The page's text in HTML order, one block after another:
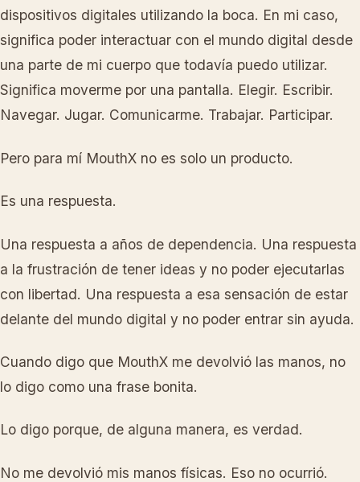
dispositivos digitales utilizando la boca. En mi caso,
significa poder interactuar con el mundo digital desde
una parte de mi cuerpo que todavía puedo utilizar.
Significa moverme por una pantalla. Elegir. Escribir.
Navegar. Jugar. Comunicarme. Trabajar. Participar.
Pero para mí MouthX no es solo un producto.
Es una respuesta.
Una respuesta a años de dependencia. Una respuesta
a la frustración de tener ideas y no poder ejecutarlas
con libertad. Una respuesta a esa sensación de estar
delante del mundo digital y no poder entrar sin ayuda.
Cuando digo que MouthX me devolvió las manos, no
lo digo como una frase bonita.
Lo digo porque, de alguna manera, es verdad.
No me devolvió mis manos físicas. Eso no ocurrió.